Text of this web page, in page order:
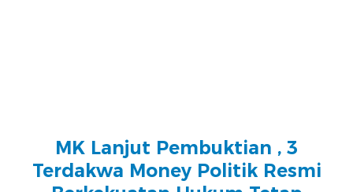
MK Lanjut Pembuktian , 3
Terdakwa Money Politik Resmi